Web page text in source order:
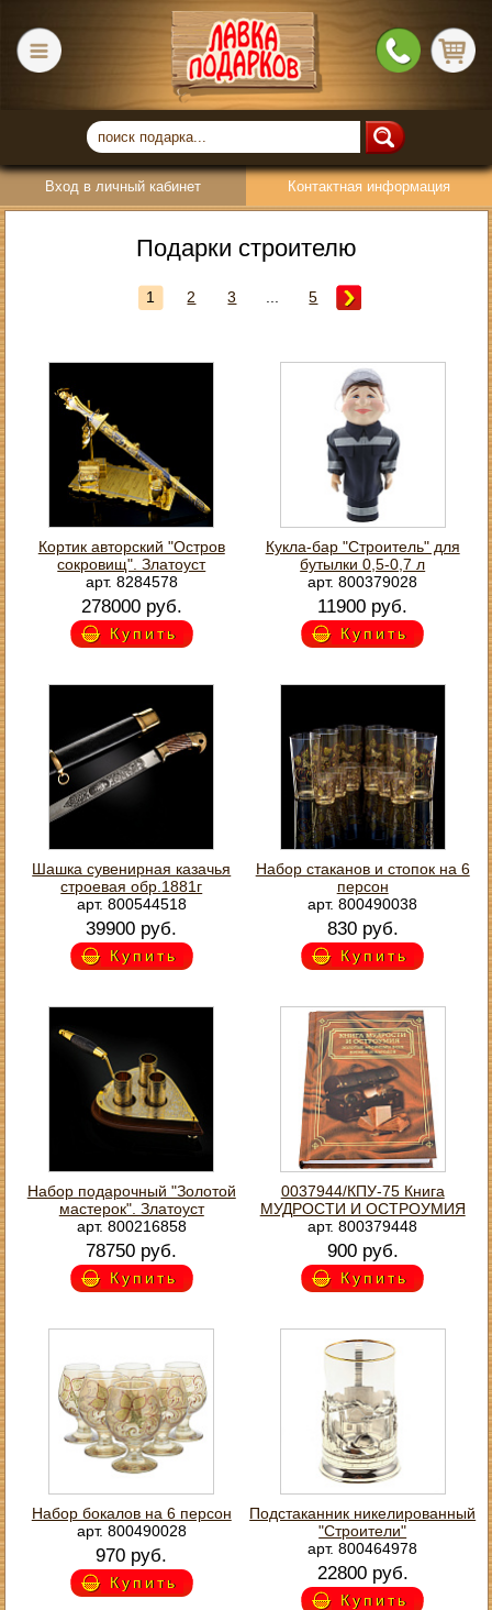
Вход в личный кабинет Контактная информация
Подарки строителю
1 2 3 5
Кортик авторский "Остров
сокровищ". Златоуст
арт. 8284578
278000 руб.
Купить
Кукла-бар "Строитель" для
бутылки 0,5-0,7 л
арт. 800379028
11900 руб.
Купить
Шашка сувенирная казачья
строевая обр.1881г
арт. 800544518
39900 руб.
Купить
Набор стаканов и стопок на 6
персон
арт. 800490038
830 руб.
Купить
Набор подарочный "Золотой
мастерок". Златоуст
арт. 800216858
78750 руб.
Купить
0037944/КПУ-75 Книга
МУДРОСТИ И ОСТРОУМИЯ
арт. 800379448
900 руб.
Купить
Набор бокалов на 6 персон
арт. 800490028
970 руб.
Купить
Подстаканник никелированный
"Строители"
арт. 800464978
22800 руб.
Купить